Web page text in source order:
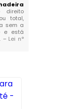
total,
sem a
e está
– Lei n°